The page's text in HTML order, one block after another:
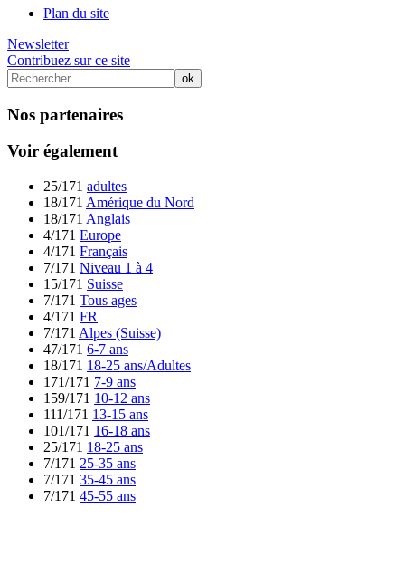
Plan du site
Newsletter
Contribuez sur ce site
Nos partenaires
Voir également
25/171 adultes
18/171 Amérique du Nord
18/171 Anglais
4/171 Europe
4/171 Français
7/171 Niveau 1 à 4
15/171 Suisse
7/171 Tous ages
4/171 FR
7/171 Alpes (Suisse)
47/171 6-7 ans
18/171 18-25 ans/Adultes
171/171 7-9 ans
159/171 10-12 ans
111/171 13-15 ans
101/171 16-18 ans
25/171 18-25 ans
7/171 25-35 ans
7/171 35-45 ans
7/171 45-55 ans